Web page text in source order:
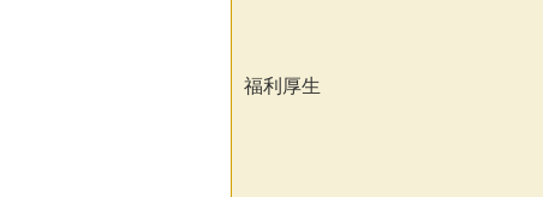
福利厚生